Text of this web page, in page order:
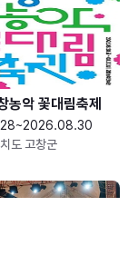
농악 꽃대림축제
도 고창군